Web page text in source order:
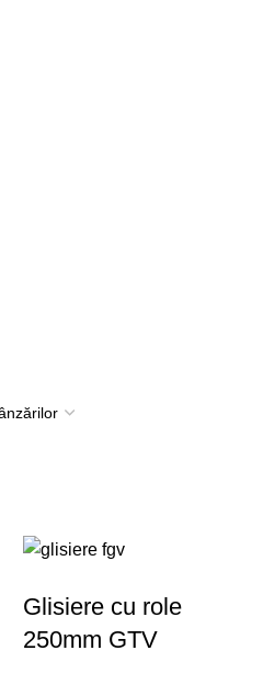
Glisiere cu role
250mm GTV